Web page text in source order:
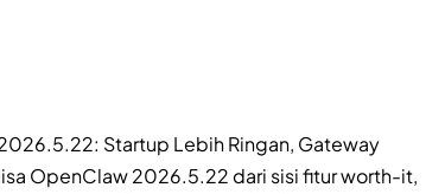
Startup Lebih Ringan, Gateway
OpenClaw 2026.5.22 dari sisi fitur worth-it,